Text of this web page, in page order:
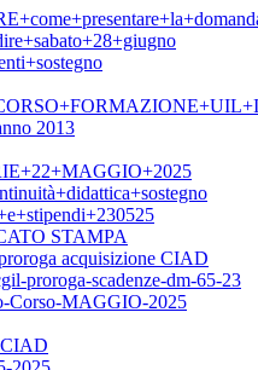
2013
STAMPA
acquisizione CIAD
proroga-scadenze-dm-65-23
Corso-MAGGIO-2025